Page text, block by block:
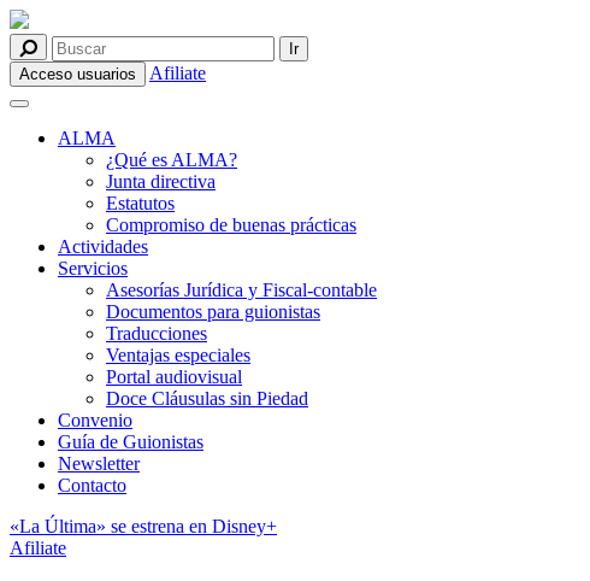
Acceso usuarios Afiliate
ALMA
¿Qué es ALMA?
Junta directiva
Estatutos
Compromiso de buenas prácticas
Actividades
Servicios
Asesorías Jurídica y Fiscal-contable
Documentos para guionistas
Traducciones
Ventajas especiales
Portal audiovisual
Doce Cláusulas sin Piedad
Convenio
Guía de Guionistas
Newsletter
Contacto
«La Última» se estrena en Disney+
Afiliate